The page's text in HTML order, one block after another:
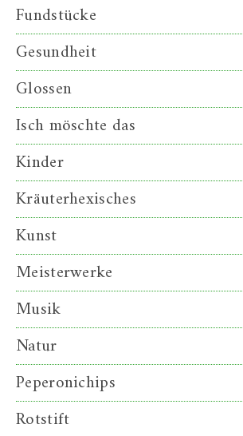
Fundstücke
Gesundheit
Glossen
Isch möschte das
Kinder
Kräuterhexisches
Kunst
Meisterwerke
Musik
Natur
Peperonichips
Rotstift